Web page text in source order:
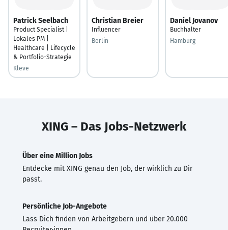
Patrick Seelbach
Product Specialist |
Lokales PM |
Healthcare | Lifecycle
& Portfolio-Strategie
Kleve
Christian Breier
Influencer
Berlin
Daniel Jovanov
Buchhalter
Hamburg
XING – Das Jobs-Netzwerk
Über eine Million Jobs
Entdecke mit XING genau den Job, der wirklich zu Dir
passt.
Persönliche Job-Angebote
Lass Dich finden von Arbeitgebern und über 20.000